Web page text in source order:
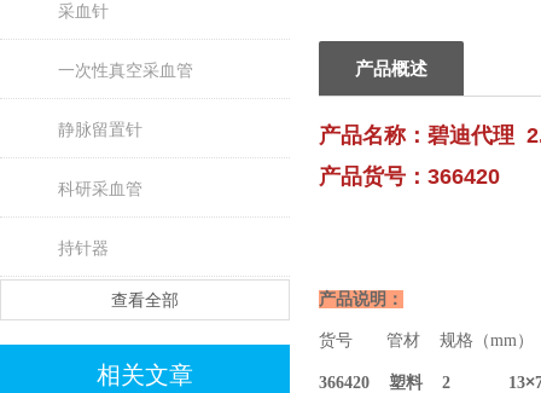
采血针
一次性真空采血管
静脉留置针
科研采血管
持针器
查看全部
相关文章
产品概述
产品名称：碧迪代理
产品货号：366420
产品说明：
货号 管材 规格（
366420 塑料 2 13×